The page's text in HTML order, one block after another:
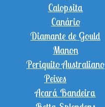
Calopsita
Canário
Diamante de Gould
Manon
Periquito Australiano
Peixes
Acará Bandeira